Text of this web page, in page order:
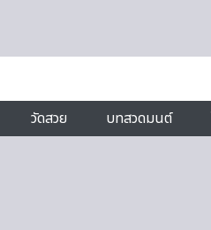
วัดสวย บทสวดมนต์